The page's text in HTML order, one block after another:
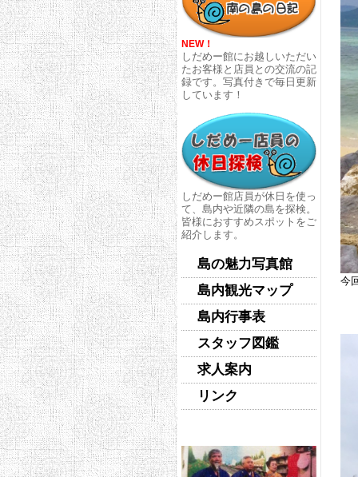
今
NEW！
しだめー館にお越しいただい
たお客様と店員との交流の記
録です。写真付きで毎日更新
しています！
しだめー館店員が休日を使っ
て、島内や近隣の島を探検。
皆様におすすめスポットをご
紹介します。
島の魅力写真館
島内観光マップ
島内行事表
スタッフ図鑑
求人案内
リンク